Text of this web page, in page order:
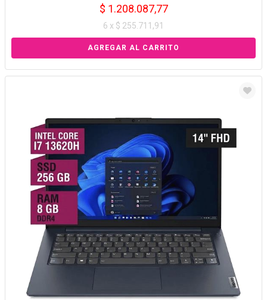
$ 1.208.087,77
6 x $ 255.711,91